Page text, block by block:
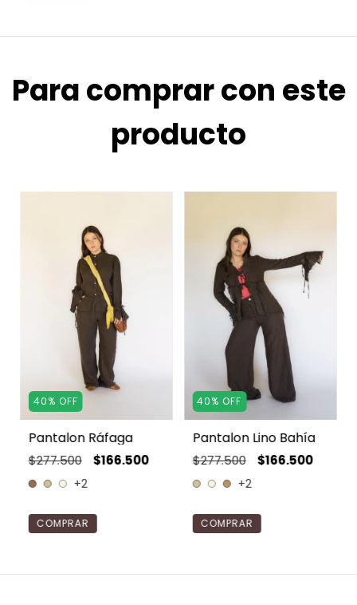
Para comprar con este
producto
40% OFF
Pantalon Ráfaga
$277.500 $166.500
+2
COMPRAR
40%OFF
Pantalon Lino Bahía
$277.500 $166.500
+2
COMPRAR